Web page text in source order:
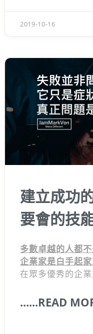
努力!!!你只要懂得
你就可以跟很多
反人性的思考方
今天的努力，是
2019-10-16
建立成功
要會的技
多數卓越的人都
企業家是白手起
在眾多優秀的企
能力，是我覺得
......READ